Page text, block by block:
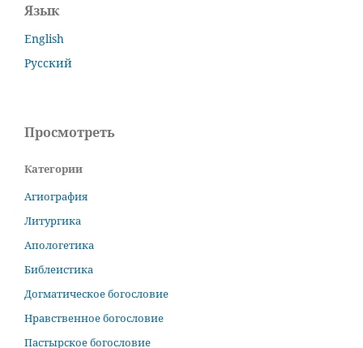
Язык
English
Русский
Просмотреть
Категории
Агиография
Литургика
Апологетика
Библеистика
Догматическое богословие
Нравственное богословие
Пастырское богословие